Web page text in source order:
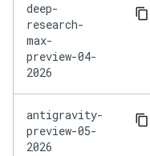
deep-
research-
max-
preview-04-
2026
antigravity-
preview-05-
2026